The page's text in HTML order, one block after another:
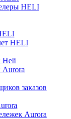
HELI
HELI
Heli
Aurora
заказов
Aurora